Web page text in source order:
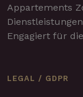
Appartements
Dienstleistungen
Engagiert für
LEGAL / GDPR